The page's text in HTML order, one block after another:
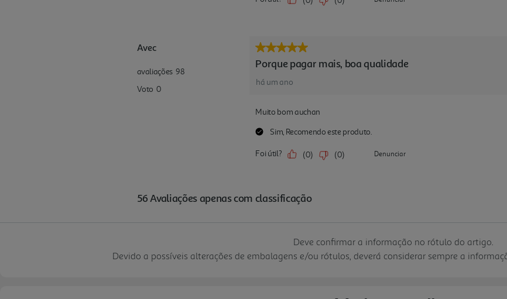
Deve confirmar a informação no rótulo do artigo.
Devido a possíveis alterações de embalagens e/ou rótulos, deverá considerar sempre a